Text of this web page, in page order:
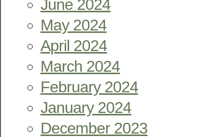
June 2024
May 2024
April 2024
March 2024
February 2024
January 2024
December 2023